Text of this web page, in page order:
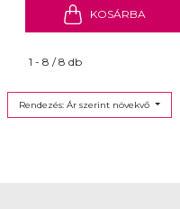
KOSÁRBA
1 - 8 / 8 db
Rendezés: Ár szerint növekvő